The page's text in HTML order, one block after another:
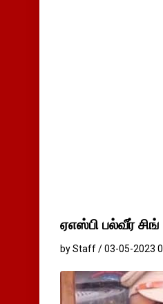
ஏஎஸ்பி பல்வீர் சிங்
by Staff / 03-05-2023